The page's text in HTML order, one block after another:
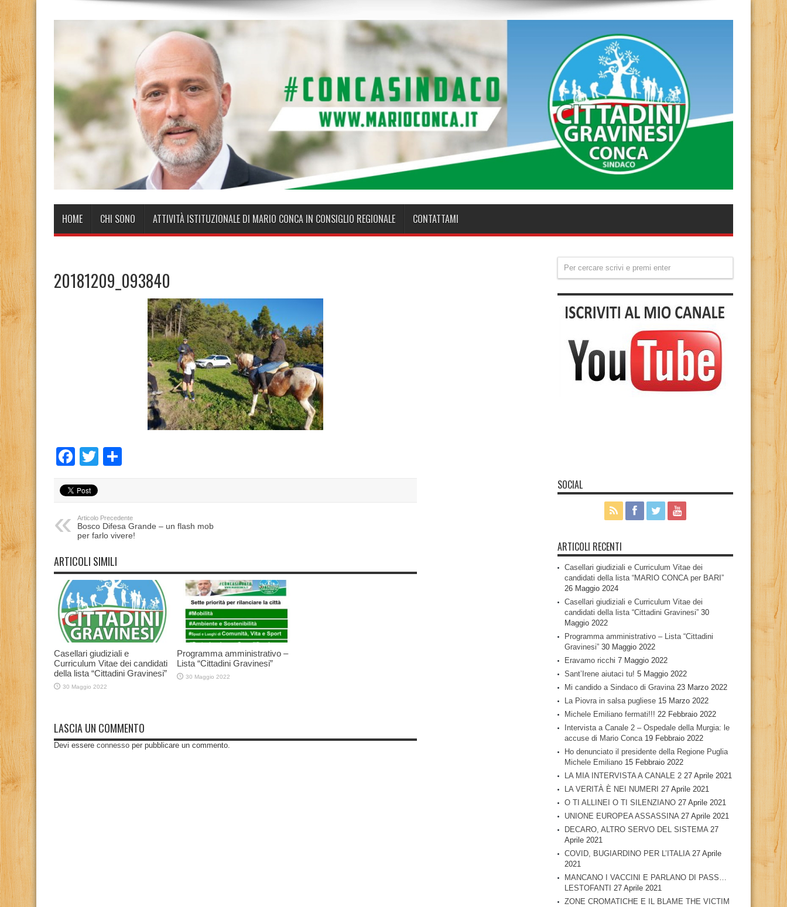
HOME CHI SONO ATTIVITÀ ISTITUZIONALE DI MARIO CONCA IN CONSIGLIO REGIONALE CONTATTAMI
20181209_093840
Facebook
Twitter
Articolo Precedente
Bosco Difesa Grande – un flash mob
per farlo vivere!
ARTICOLI SIMILI
Casellari giudiziali e
Curriculum Vitae dei candidati
della lista “Cittadini Gravinesi”
30 Maggio 2022
Programma amministrativo –
Lista “Cittadini Gravinesi”
30 Maggio 2022
LASCIA UN COMMENTO
Devi essere connesso per pubblicare un commento.
SOCIAL
ARTICOLI RECENTI
Casellari giudiziali e Curriculum Vitae dei
candidati della lista “MARIO CONCA per BARI”
26 Maggio 2024
Casellari giudiziali e Curriculum Vitae dei
candidati della lista “Cittadini Gravinesi” 30
Maggio 2022
Programma amministrativo – Lista “Cittadini
Gravinesi” 30 Maggio 2022
Eravamo ricchi 7 Maggio 2022
Sant’Irene aiutaci tu! 5 Maggio 2022
Mi candido a Sindaco di Gravina 23 Marzo 2022
La Piovra in salsa pugliese 15 Marzo 2022
Michele Emiliano fermati!!! 22 Febbraio 2022
Intervista a Canale 2 – Ospedale della Murgia: le
accuse di Mario Conca 19 Febbraio 2022
Ho denunciato il presidente della Regione Puglia
Michele Emiliano 15 Febbraio 2022
LA MIA INTERVISTA A CANALE 2 27 Aprile 2021
LA VERITÀ È NEI NUMERI 27 Aprile 2021
O TI ALLINEI O TI SILENZIANO 27 Aprile 2021
UNIONE EUROPEA ASSASSINA 27 Aprile 2021
DECARO, ALTRO SERVO DEL SISTEMA 27
Aprile 2021
COVID, BUGIARDINO PER L’ITALIA 27 Aprile
2021
MANCANO I VACCINI E PARLANO DI PASS…
LESTOFANTI 27 Aprile 2021
ZONE CROMATICHE E IL BLAME THE VICTIM